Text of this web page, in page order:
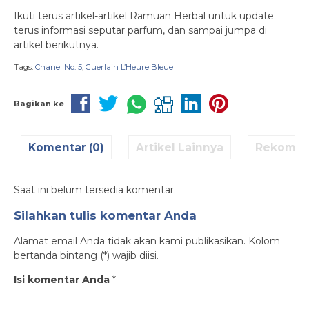
Ikuti terus artikel-artikel Ramuan Herbal untuk update
terus informasi seputar parfum, dan sampai jumpa di
artikel berikutnya.
Tags: Chanel No. 5, Guerlain L’Heure Bleue
Bagikan ke
Komentar (0) Artikel Lainnya
Saat ini belum tersedia komentar.
Silahkan tulis komentar Anda
Alamat email Anda tidak akan kami publikasikan. Kolom
bertanda bintang (*) wajib diisi.
Isi komentar Anda *